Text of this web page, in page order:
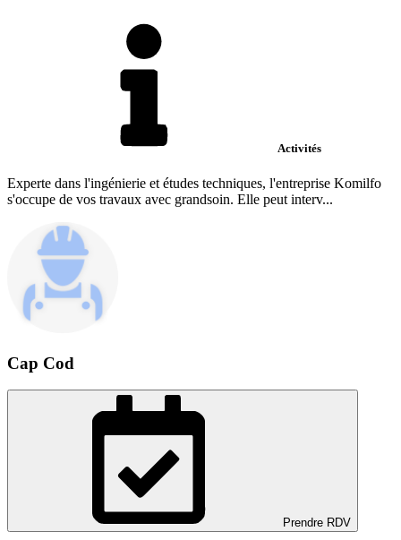
Activités
Experte dans l'ingénierie et études techniques, l'entreprise Komilfo
s'occupe de vos travaux avec grandsoin. Elle peut interv...
Cap Cod
Prendre RDV